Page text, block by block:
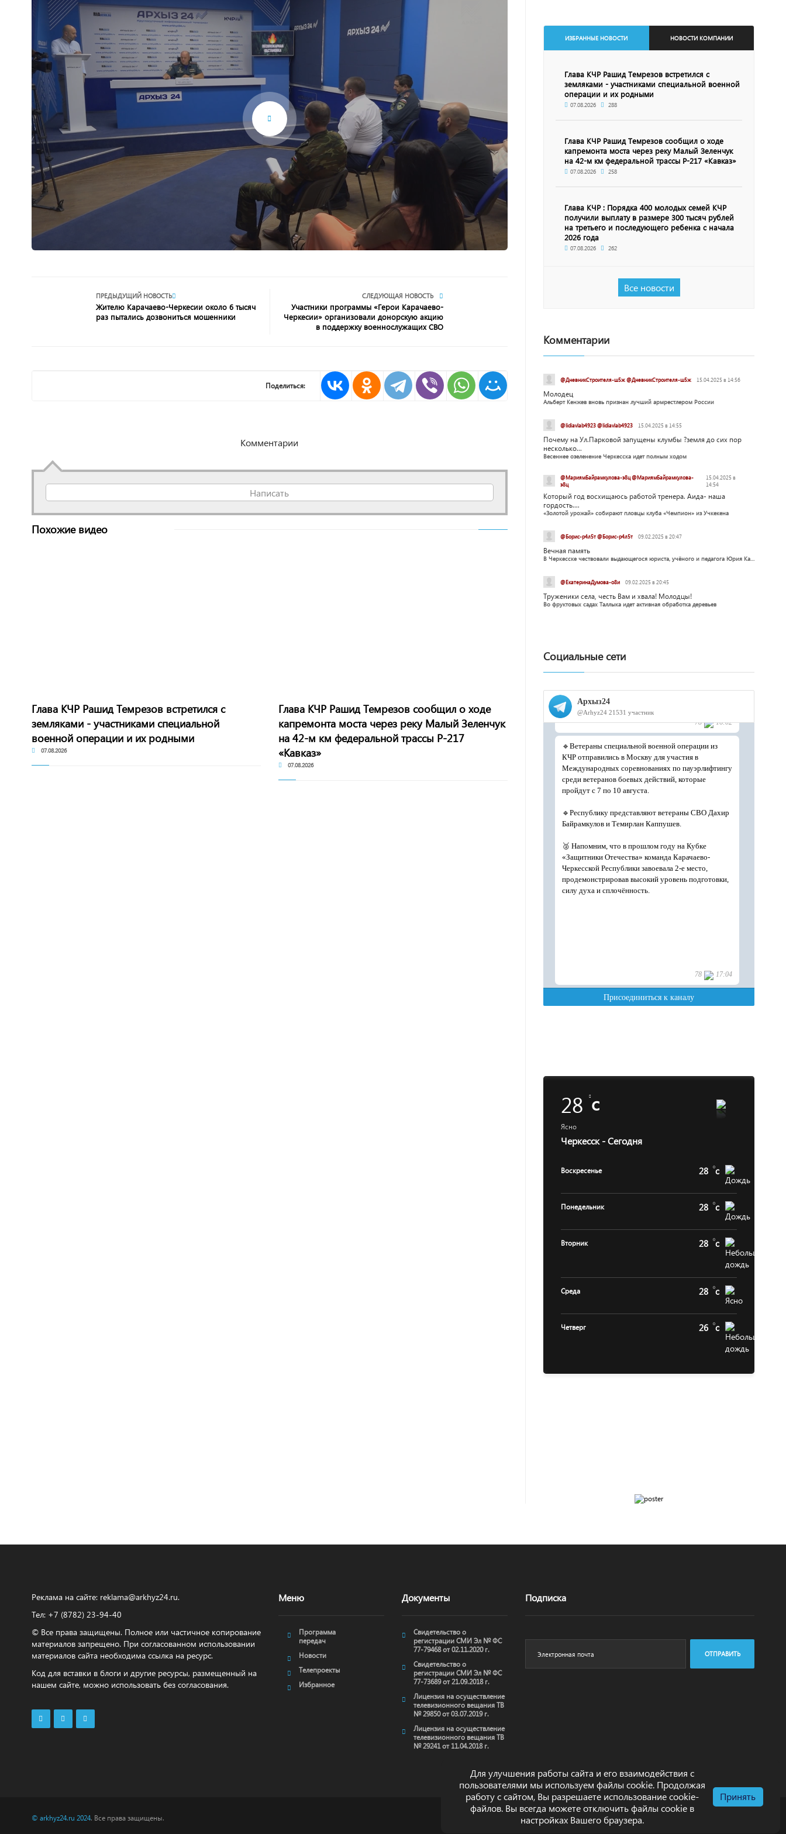
ПРЕДЫДУЩИЙ НОВОСТЬ
Жителю Карачаево-Черкесии около 6 тысяч
раз пытались дозвониться мошенники
СЛЕДУЮЩАЯ НОВОСТЬ
Участники программы «Герои Карачаево-
Черкесии» организовали донорскую акцию
в поддержку военнослужащих СВО
Поделиться:
Комментарии
Написать
Похожие видео
Глава КЧР Рашид Темрезов встретился с
земляками - участниками специальной
военной операции и их родными
07.08.2026
Глава КЧР Рашид Темрезов сообщил о ходе
капремонта моста через реку Малый Зеленчук
на 42-м км федеральной трассы Р-217
«Кавказ»
07.08.2026
ИЗБРАННЫЕ НОВОСТИ НОВОСТИ КОМПАНИИ
Глава КЧР Рашид Темрезов встретился с
земляками - участниками специальной военной
операции и их родными
07.08.2026 288
Глава КЧР Рашид Темрезов сообщил о ходе
капремонта моста через реку Малый Зеленчук
на 42-м км федеральной трассы Р-217 «Кавказ»
07.08.2026 258
Глава КЧР : Порядка 400 молодых семей КЧР
получили выплату в размере 300 тысяч рублей
на третьего и последующего ребенка с начала
2026 года
07.08.2026 262
Все новости
Комментарии
@ДневникСтроителя-ш5ж @ДневникСтроителя-ш5ж 15.04.2025 в 14:56
Молодец
Альберт Кенжев вновь признан лучший армрестлером России
@lidiavlab4923 @lidiavlab4923 15.04.2025 в 14:55
Почему на Ул.Парковой запущены клумбы ?земля до сих пор
несколько...
Весеннее озеленение Черкесска идет полным ходом
@МариямБайрамкулова-э8ц @МариямБайрамкулова-
э8ц
15.04.2025 в
14:54
Который год восхищаюсь работой тренера. Аида- наша
гордость....
«Золотой урожай» собирают пловцы клуба «Чемпион» из Учкекена
@Борис-р4л5т @Борис-р4л5т 09.02.2025 в 20:47
Вечная память
В Черкесске чествовали выдающегося юриста, учёного и педагога Юрия Калмыкова
@ЕкатеринаДумова-о8и 09.02.2025 в 20:45
Труженики села, честь Вам и хвала! Молодцы!
Во фруктовых садах Таллыка идет активная обработка деревьев
Социальные сети
28c
Ясно
Черкесск - Сегодня
Воскресенье 28 c
Понедельник 28 c
Вторник 28 c
Среда 28 c
Четверг 26 c
Реклама на сайте: reklama@arkhyz24.ru.
Тел: +7 (8782) 23‑94‑40
© Все права защищены. Полное или частичное копирование
материалов запрещено. При согласованном использовании
материалов сайта необходима ссылка на ресурс.
Код для вставки в блоги и другие ресурсы, размещенный на
нашем сайте, можно использовать без согласования.
Меню
Программа
передач
Новости
Телепроекты
Избранное
Документы
Свидетельство о
регистрации СМИ Эл № ФС
77-79468 от 02.11.2020 г.
Свидетельство о
регистрации СМИ Эл № ФС
77-73689 от 21.09.2018 г.
Лицензия на осуществление
телевизионного вещания ТВ
№ 29850 от 03.07.2019 г.
Лицензия на осуществление
телевизионного вещания ТВ
№ 29241 от 11.04.2018 г.
Подписка
ОТПРАВИТЬ
© arkhyz24.ru 2024. Все права защищены.
Для улучшения работы сайта и его взаимодействия с
пользователями мы используем файлы cookie. Продолжая
работу с сайтом, Вы разрешаете использование cookie-
файлов. Вы всегда можете отключить файлы cookie в
настройках Вашего браузера.
Принять